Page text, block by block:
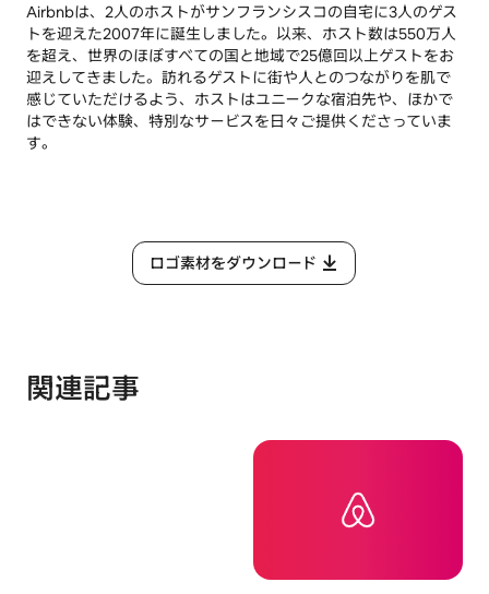
Airbnbは、2人のホストがサンフランシスコの自宅に3人のゲス
トを迎えた2007年に誕生しました。以来、ホスト数は550万人
を超え、世界のほぼすべての国と地域で25億回以上ゲストをお
迎えしてきました。訪れるゲストに街や人とのつながりを肌で
感じていただけるよう、ホストはユニークな宿泊先や、ほかで
はできない体験、特別なサービスを日々ご提供くださっていま
す。
ロゴ素材をダウンロード
関連記事